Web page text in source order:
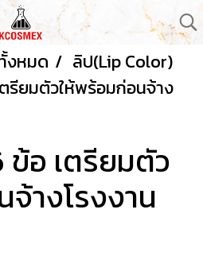
งหมด
ลิป(Lip Color)
รียมตัวให้พร้อมก่อนจ้าง
ข้อ เตรียมตัว
างโรงงาน